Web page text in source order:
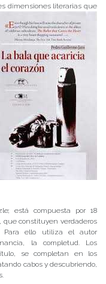
dimensiones literarias que
está compuesta por 18
constituyen verdaderos
Para ello utiliza el autor
la completud. Los
se completan en los
cabos y descubriendo,